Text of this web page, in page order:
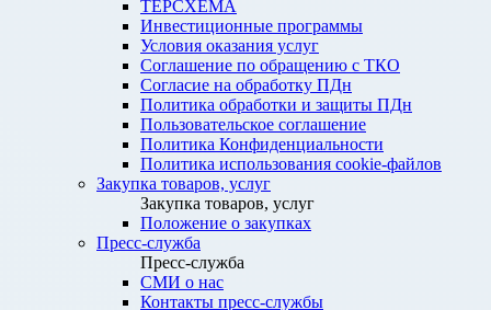
ТЕРСХЕМА
Инвестиционные программы
Условия оказания услуг
Соглашение по обращению с ТКО
Согласие на обработку ПДн
Политика обработки и защиты ПДн
Пользовательское соглашение
Политика Конфиденциальности
Политика использования cookie-файлов
Закупка товаров, услуг
Закупка товаров, услуг
Положение о закупках
Пресс-служба
Пресс-служба
СМИ о нас
Контакты пресс-службы